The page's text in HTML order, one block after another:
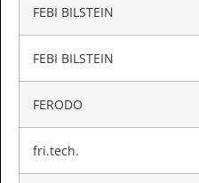
FEBI BILSTEIN
FEBI BILSTEIN
FERODO
fri.tech.